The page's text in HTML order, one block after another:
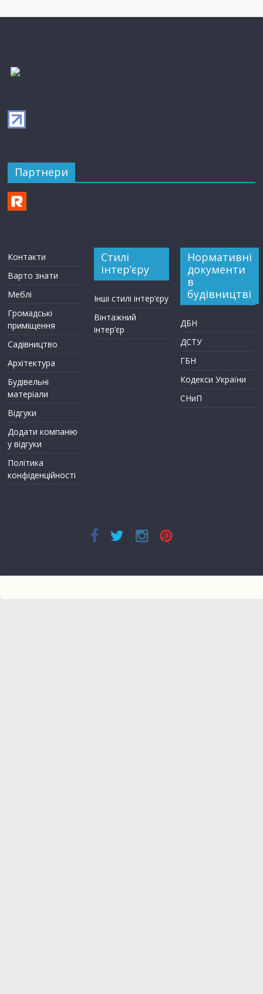
Партнери
Контакти
Варто знати
Меблі
Громадські
приміщення
Садівництво
Архітектура
Будівельні
матеріали
Відгуки
Додати компанію
у відгуки
Політика
конфіденційності
Стилі
інтер’єру
Інші стилі інтер’єру
Вінтажний
інтер’єр
Нормативні
документи
в
будівництві
ДБН
ДСТУ
ГБН
Кодекси України
СНиП